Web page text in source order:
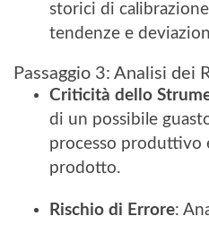
storici di
tendenze e
Passaggio 3: Analisi dei
Criticità dello
di un possibile
processo produttivo
prodotto.
Rischio di Errore: